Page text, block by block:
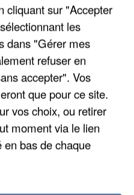
LES REFUGES
cliquant sur "Accepter
les
dans "Gérer mes
refuser en
accepter". Vos
que pour ce site.
vos choix, ou retirer
moment via le lien
bas de chaque